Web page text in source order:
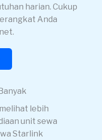
harian. Cukup
Anda
lebih
unit sewa
Starlink